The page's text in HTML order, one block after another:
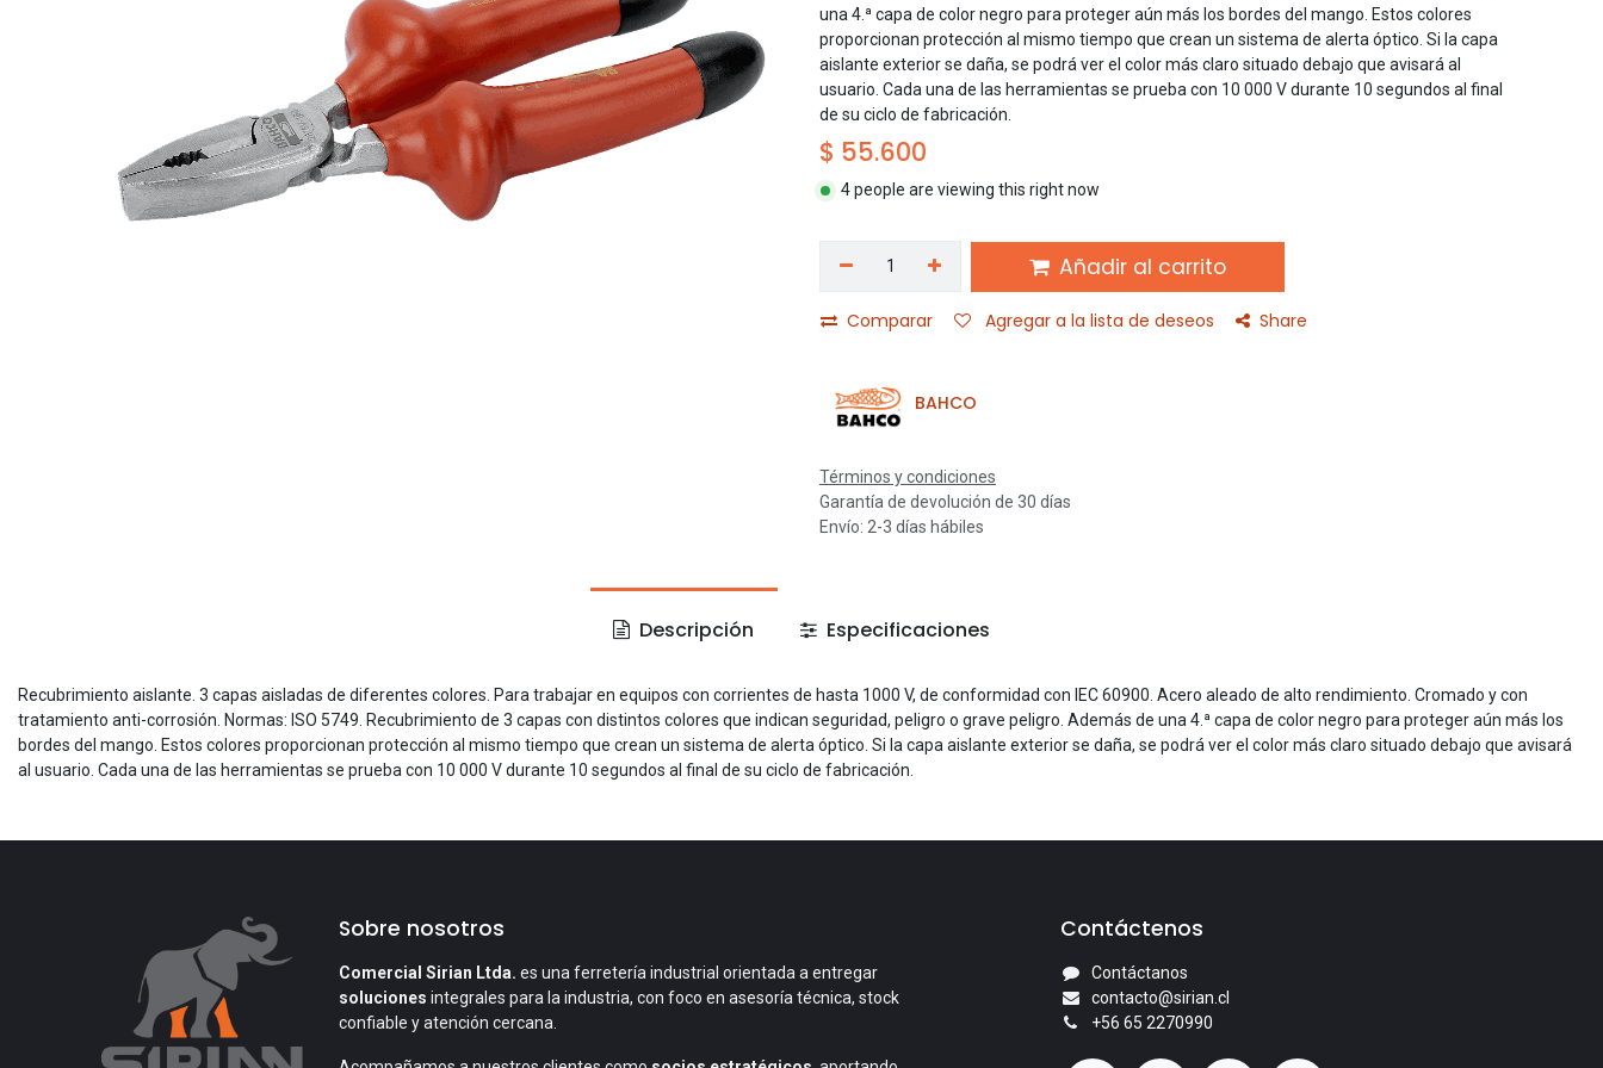
una 4.ª capa de color negro para proteger aún más los bordes del mango. Estos colores
proporcionan protección al mismo tiempo que crean un sistema de alerta óptico. Si la capa
aislante exterior se daña, se podrá ver el color más claro situado debajo que avisará al
usuario. Cada una de las herramientas se prueba con 10 000 V durante 10 segundos al final
de su ciclo de fabricación.
$ 55.600
4 people are viewing this right now
Añadir al carrito
Comparar Agregar a la lista de deseos Share
BAHCO
Términos y condiciones
Garantía de devolución de 30 días
Envío: 2-3 días hábiles
Descripción Especificaciones
Recubrimiento aislante. 3 capas aisladas de diferentes colores. Para trabajar en equipos con corrientes de hasta 1000 V, de conformidad con IEC 60900. Acero aleado de alto rendimiento. Cromado y con
tratamiento anti-corrosión. Normas: ISO 5749. Recubrimiento de 3 capas con distintos colores que indican seguridad, peligro o grave peligro. Además de una 4.ª capa de color negro para proteger aún más los
bordes del mango. Estos colores proporcionan protección al mismo tiempo que crean un sistema de alerta óptico. Si la capa aislante exterior se daña, se podrá ver el color más claro situado debajo que avisará
al usuario. Cada una de las herramientas se prueba con 10 000 V durante 10 segundos al final de su ciclo de fabricación.
Sobre nosotros
Comercial Sirian Ltda. es una ferretería industrial orientada a entregar
soluciones integrales para la industria, con foco en asesoría técnica, stock
confiable y atención cercana.
Contáctenos
Contáctanos
contacto@sirian.cl
+56 65 2270990